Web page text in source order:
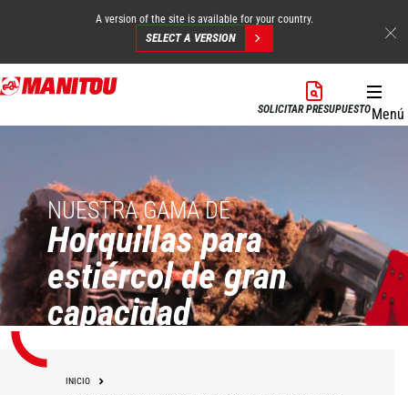
Pasar
al
A version of the site is available for your country.
SELECT A VERSION
SOLICITAR PRESUPUESTOMenú
NUESTRA GAMA DE
Horquillas para
estiércol de gran
capacidad
INICIO